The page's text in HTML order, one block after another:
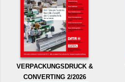
VERPACKUNGSDRUCK &
CONVERTING 2/2026